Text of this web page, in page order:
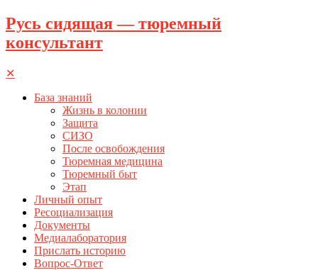
Русь сидящая — тюремный
консультант
✕
База знаний
Жизнь в колонии
Защита
СИЗО
После освобождения
Тюремная медицина
Тюремный быт
Этап
Личный опыт
Ресоциализация
Документы
Медиалаборатория
Прислать историю
Вопрос-Ответ